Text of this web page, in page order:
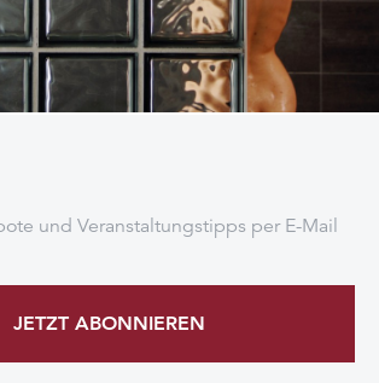
und Veranstaltungstipps per E-Mail
JETZT ABONNIEREN